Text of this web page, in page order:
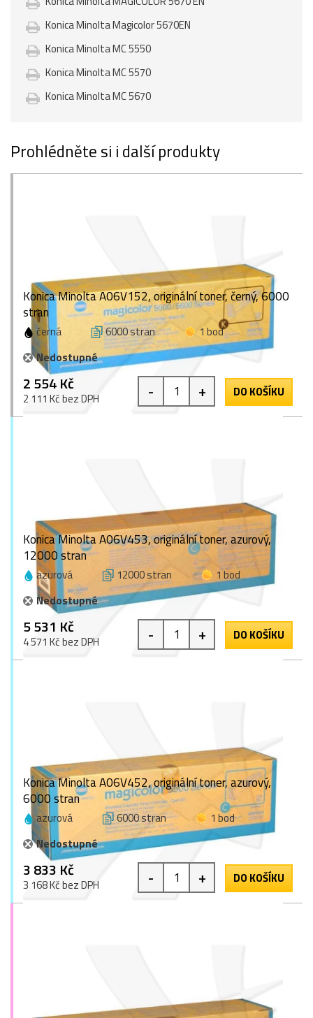
Konica Minolta Magicolor 5670EN
Konica Minolta MC 5550
Konica Minolta MC 5570
Konica Minolta MC 5670
Prohlédněte si i další produkty
Konica Minolta A06V152, originální toner, černý, 6000
stran
černá 6000 stran
1 bod
Nedostupné
2 554 Kč
2 111 Kč bez DPH - + DO KOŠÍKU
Konica Minolta A06V453, originální toner, azurový,
12000 stran
azurová 12000 stran
1 bod
Nedostupné
5 531 Kč
4 571 Kč bez DPH - + DO KOŠÍKU
Konica Minolta A06V452, originální toner, azurový,
6000 stran
azurová 6000 stran
1 bod
Nedostupné
3 833 Kč
3 168 Kč bez DPH - + DO KOŠÍKU